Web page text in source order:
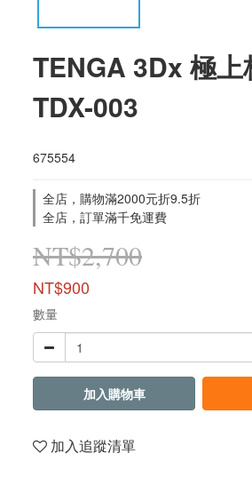
TENGA 3Dx 極上
TDX-003
675554
全店，購物滿2000元折9.5折
全店，訂單滿千免運費
NT$2,700
NT$900
數量
加入購物車
加入追蹤清單